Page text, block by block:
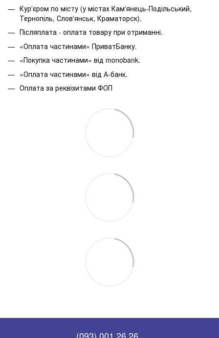
Кур'єром по місту (у містах Кам'янець-Подільський,
Тернопіль, Слов'янськ, Краматорск).
Післяплата - оплата товару при отриманні.
«Оплата частинами» ПриватБанку.
«Покупка частинами» від monobank.
«Оплата частинами» від А-банк.
Оплата за реквізитами ФОП